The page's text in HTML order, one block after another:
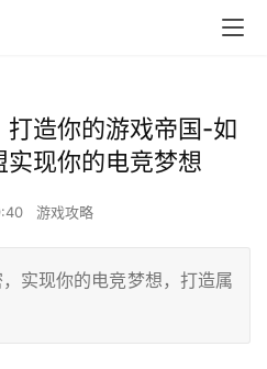
造你的游戏帝国-如
现你的电竞梦想
游戏攻略
实现你的电竞梦想，打造属